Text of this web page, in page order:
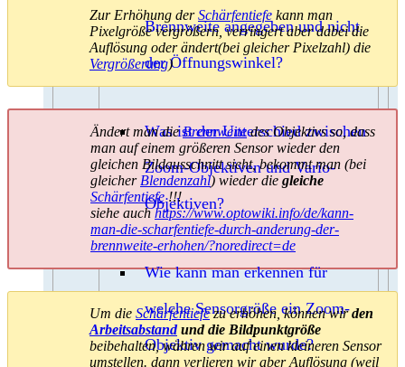
Brennweite angegeben und nicht
der Öffnungswinkel?
Was ist der Unterschied zwischen
Zoom-Objektiven und Vario-
Objektiven?
Wie kann man erkennen für
welche Sensorgröße ein Zoom-
Objektiv gemacht wurde?
Zur Erhöhung derSchärfentiefe kann man
Pixelgröße vergrößern, verringert aber dabei die
Auflösung oder ändert(bei gleicher Pixelzahl) die
Vergrößerung)
Ändert man dieBrennweitedes Objektivs so, dass
man auf einem größeren Sensor wieder den
gleichen Bildausschnitt sieht, bekommt man (bei
gleicherBlendenzahl) wieder die gleiche
Schärfentiefe!!!
siehe auchhttps://www.optowiki.info/de/kann-
man-die-scharfentiefe-durch-anderung-der-
brennweite-erhohen/?noredirect=de
Um die Schärfentiefezu erhöhen, können wirden
Arbeitsabstandund die Bildpunktgröße
beibehalten, währen wir auf einen kleineren Sensor
umstellen. dann verlieren wir aber Auflösung (weil